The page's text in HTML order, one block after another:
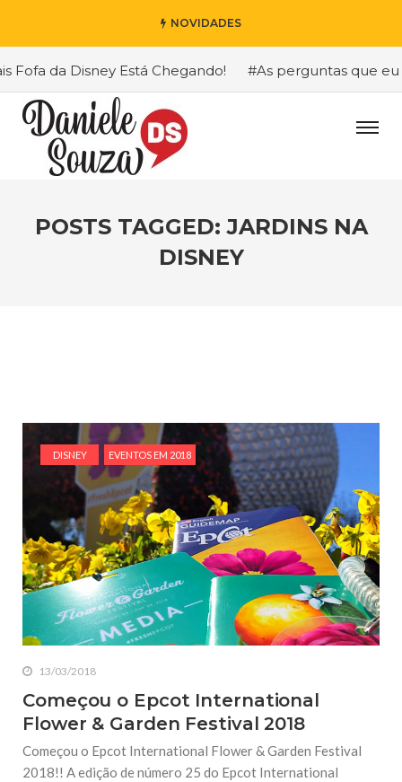
NOVIDADES
da Disney Está Chegando! #As perguntas que eu
POSTS TAGGED: JARDINS NA
DISNEY
DISNEY EVENTOS EM 2018
13/03/2018
Começou o Epcot International
Flower & Garden Festival 2018
Começou o Epcot International Flower & Garden Festival
2018!! A edição de número 25 do Epcot International